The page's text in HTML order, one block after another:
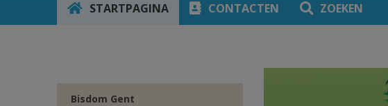
STARTPAGINA CONTACTEN ZOEKEN
Bisdom Gent